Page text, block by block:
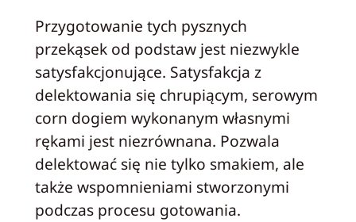
Przygotowanie tych pysznych
przekąsek od podstaw jest niezwykle
satysfakcjonujące. Satysfakcja z
delektowania się chrupiącym, serowym
corn dogiem wykonanym własnymi
rękami jest niezrównana. Pozwala
delektować się nie tylko smakiem, ale
także wspomnieniami stworzonymi
podczas procesu gotowania.